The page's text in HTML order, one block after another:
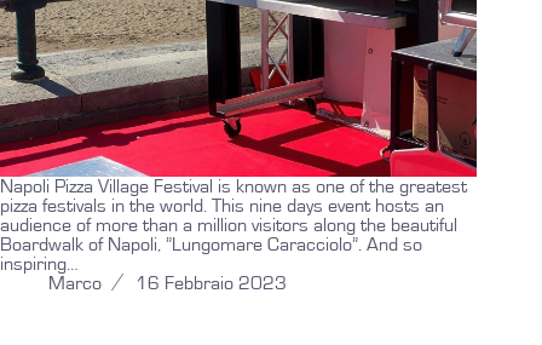
Napoli Pizza Village Festival is known as one of the greatest
pizza festivals in the world. This nine days event hosts an
audience of more than a million visitors along the beautiful
Boardwalk of Napoli, ”Lungomare Caracciolo”. And so
inspiring…
Marco
16 Febbraio 2023